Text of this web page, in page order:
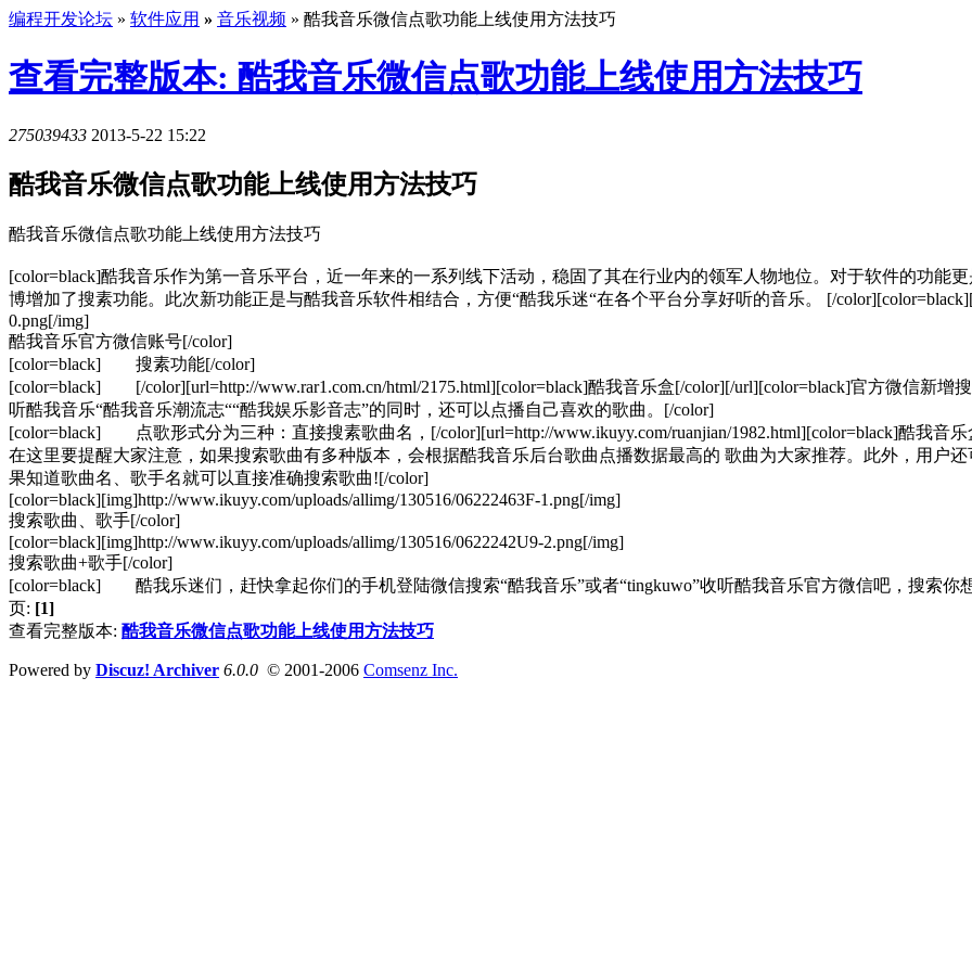
编程开发论坛 » 软件应用 » 音乐视频 » 酷我音乐微信点歌功能上线使用方法技巧
查看完整版本: 酷我音乐微信点歌功能上线使用方法技巧
275039433 2013-5-22 15:22
酷我音乐微信点歌功能上线使用方法技巧
酷我音乐微信点歌功能上线使用方法技巧
[color=black]酷我音乐作为第一音乐平台，近一年来的一系列线下活动，稳固了其在行业内的领军人物地位。对于软件的功能
博增加了搜素功能。此次新功能正是与酷我音乐软件相结合，方便“酷我乐迷“在各个平台分享好听的音乐。 [/
0.png[/img]
酷我音乐官方微信账号[/color]
[color=black] 搜素功能[/color]
[color=black] [/color][url=http://www.rar1.com.cn/html/2175.html][color=black]酷我音乐盒[/color][/url][color=black]官方微信新
听酷我音乐“酷我音乐潮流志““酷我娱乐影音志”的同时，还可以点播自己喜欢的歌曲。[/color]
[color=black] 点歌形式分为三种：直接搜素歌曲名，[/color][url=http://www.ikuyy.com/ruanjian/1982.html][color=black]酷我音
在这里要提醒大家注意，如果搜索歌曲有多种版本，会根据酷我音乐后台歌曲点播数据最高的 歌曲为大家推荐。此外，用户
果知道歌曲名、歌手名就可以直接准确搜索歌曲![/color]
[color=black][img]http://www.ikuyy.com/uploads/allimg/130516/06222463F-1.png[/img]
搜索歌曲、歌手[/color]
[color=black][img]http://www.ikuyy.com/uploads/allimg/130516/0622242U9-2.png[/img]
搜索歌曲+歌手[/color]
[color=black] 酷我乐迷们，赶快拿起你们的手机登陆微信搜索“酷我音乐”或者“tingkuwo”收听酷我音乐官方微信吧，搜索你
页: [1]
查看完整版本: 酷我音乐微信点歌功能上线使用方法技巧
Powered by Discuz! Archiver 6.0.0 © 2001-2006 Comsenz Inc.